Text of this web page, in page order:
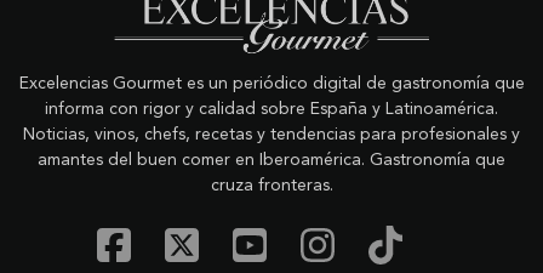
Excelencias Gourmet es un periódico digital de gastronomía que
informa con rigor y calidad sobre España y Latinoamérica.
Noticias, vinos, chefs, recetas y tendencias para profesionales y
amantes del buen comer en Iberoamérica. Gastronomía que
cruza fronteras.